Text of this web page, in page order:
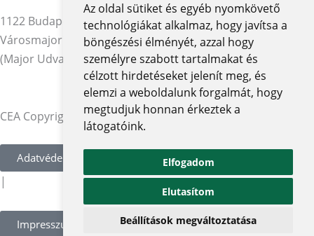
Az oldal sütiket és egyéb nyomkövető
technológiákat alkalmaz, hogy javítsa a
böngészési élményét, azzal hogy
személyre szabott tartalmakat és
célzott hirdetéseket jelenít meg, és
elemzi a weboldalunk forgalmát, hogy
megtudjuk honnan érkeztek a
látogatóink.
Elfogadom
Elutasítom
Beállítások megváltoztatása
1122 Budapest,
Városmajor utca 12-14.
(Major Udvar Irodaház)
CEA Copyright © 2026 | Minden jog fenntartva
Adatvédelmi szabályzat és tájékoztatók
|
Impresszum